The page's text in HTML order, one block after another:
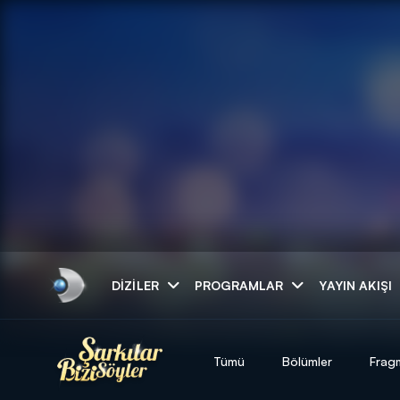
DIZILER PROGRAMLAR YAYIN AKIŞI
Tümü Bölümler